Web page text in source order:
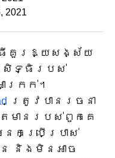
2021
វិធីគួរឱ្យសង្ស័យ
មសិទ្ធិរបស់
ាក្រក់។
ត្រូវបានរចនា
មានរបស់ពួកគេ
នកប្រើប្រាស់
ន និងមិនអាច